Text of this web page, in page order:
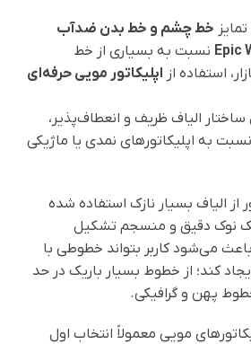
خط چشم و خط بدن ضدآب
نسبت به بسیاری از خط
استفاده از اپلیکاتور مویی حرفه‌ای
الیاف ظریف و انعطاف‌پذیر،
به اپلیکاتورهای نمدی یا ماژیکی
از الیاف بسیار نازک استفاده شده
نوک دقیق و منسجم تشکیل
می‌شود کاربر بتواند خطوطی با
کند؛ از خطوط بسیار باریک در حد
پهن و گرافیکی.
مویی معمولاً انتخاب اول